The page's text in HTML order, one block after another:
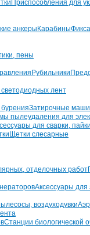
Приспособления для
анкеры Карабины
пены
Рубильники
лент
Затирочные
пылеудаления для
для сварки, пайки
Щетки слесарные
отделочных работ
Аксессуары
воздуходувки
Станции биологической